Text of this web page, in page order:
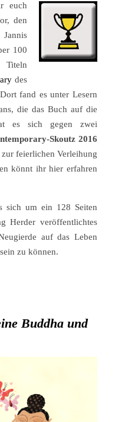
euch
den
100
Titeln
des
fand es unter Lesern
die das Buch auf die
es sich gegen zwei
Skoutz 2016
feierlichen Verleihung
könnt ihr hier erfahren
sich um ein 128 Seiten
Herder veröffentlichtes
auf das Leben
zu können.
Buddha und